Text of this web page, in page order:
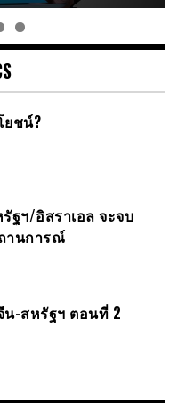
ยชน์?
ฐฯ/อิสราเอล จะจบ
านการณ์
-สหรัฐฯ ตอนที่ 2